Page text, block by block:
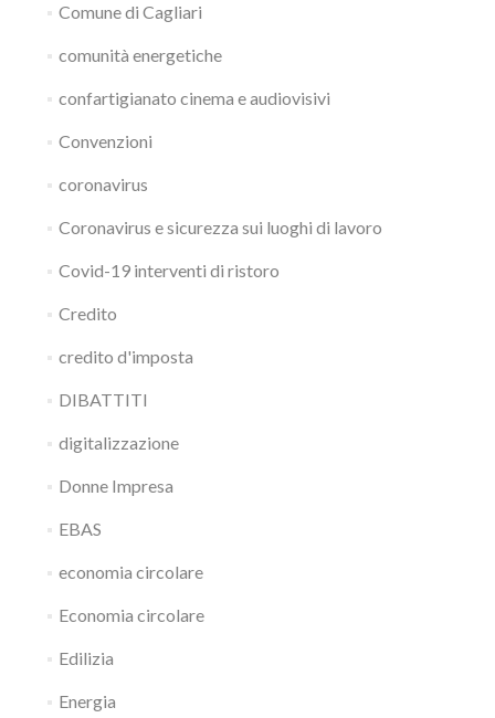
Comune di Cagliari
comunità energetiche
confartigianato cinema e audiovisivi
Convenzioni
coronavirus
Coronavirus e sicurezza sui luoghi di lavoro
Covid-19 interventi di ristoro
Credito
credito d'imposta
DIBATTITI
digitalizzazione
Donne Impresa
EBAS
economia circolare
Economia circolare
Edilizia
Energia